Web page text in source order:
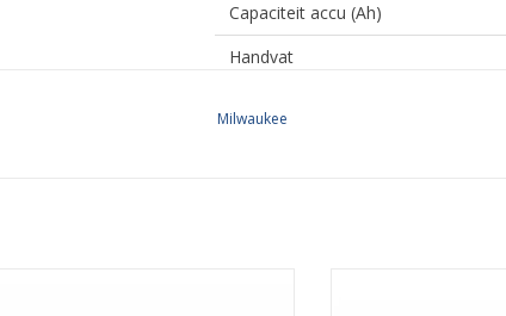
Capaciteit accu (Ah)
Handvat
Milwaukee